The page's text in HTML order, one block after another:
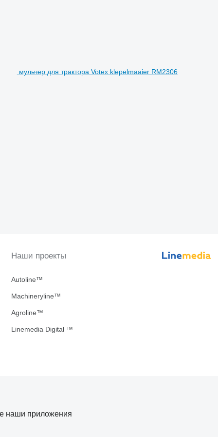
мульчер для трактора Votex klepelmaaier RM2306
Наши проекты
Autoline™
Machineryline™
Agroline™
Linemedia Digital ™
наши приложения